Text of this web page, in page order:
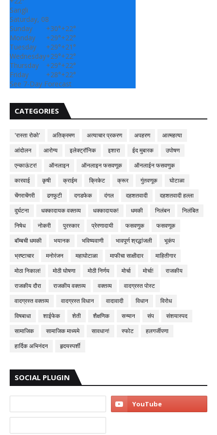
Sangli
Saturday, 08
Sunday
+30°+22°
Monday
+29°+22°
Tuesday
+29°+21°
Wednesday+29°+22°
Thursday
+29°+22°
Friday
+28°+22°
See 7-Day Forecast
CATEGORIES
'रास्ता रोको' अतिक्रमण अत्याचार प्रकरण अपहरण
आत्महत्या
आंदोलन
आरोग्य इलेक्ट्रॉनिक इशारा ईद मुबारक
उपोषण
एन्काऊंटर!
ऑनलाइन ऑनलाइन फसवणूक
ऑनलाईन फसवणुक
कारवाई
कृषी क्राईम क्रिकेट क्रूर गुंतवणूक
घोटाळा
चेंगराचेंगरी
ढगफुटी दगडफेक दंगल दहशतवादी
दहशतवादी हल्ला
दुर्घटना
धक्कादायक वक्तव्य धक्कादायक! धमकी निलंबन
निलंबित
निषेध
नोकरी पुरस्कार प्रेरणादायी फसवणुक
फसवणूक
बॉम्बची धमकी
भयानक भविष्यवाणी भावपूर्ण श्रद्धांजली
भूकंप
भ्रष्टाचार
मनोरंजन महाघोटाळा माफीचा साक्षीदार
माहितीगार
मोठा निकाल!
मोठी घोषणा मोठी निर्णय मोर्चा मोर्चा!
राजकीय
राजकीय दौरा
राजकीय वक्तव्य वक्तव्य
वादग्रस्त पोस्ट
वादग्रस्त वक्तव्य
वादग्रस्त विधान वादावादी विधान
विरोध
विषबाधा
शाईफेक शेती शैक्षणिक सन्मान संप
संशयास्पद
सामाजिक
सामाजिक माध्यमे सावधान! स्फोट
हलगर्जीपणा
हार्दिक अभिनंदन
हृदयस्पर्शी
SOCIAL PLUGIN